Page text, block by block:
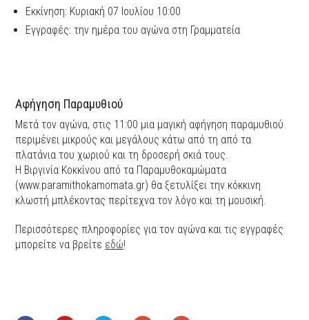
Εκκίνηση: Κυριακή 07 Ιουλίου 10:00
Εγγραφές: την ημέρα του αγώνα στη Γραμματεία
Αφήγηση Παραμυθιού
Μετά τον αγώνα, στις 11:00 μια μαγική αφήγηση παραμυθιού
περιμένει μικρούς και μεγάλους κάτω από τη από τα
πλατάνια του χωριού και τη δροσερή σκιά τους.
Η Βιργινία Κοκκίνου από τα Παραμυθοκαμώματα
(www.paramithokamomata.gr) θα ξετυλίξει την κόκκινη
κλωστή μπλέκοντας περίτεχνα τον λόγο και τη μουσική.
Περισσότερες πληροφορίες για τον αγώνα και τις εγγραφές
μπορείτε να βρείτε εδώ!